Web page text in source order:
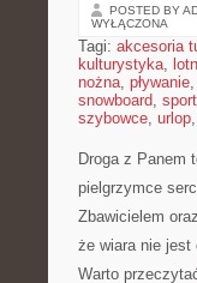
POSTED BY
WYŁĄCZONA
Tagi: akcesoria
kulturystyka,
nożna, pływanie,
snowboard, sport
szybowce, urlop,
Droga z Panem
pielgrzymce
Zbawicielem
że wiara nie
Warto